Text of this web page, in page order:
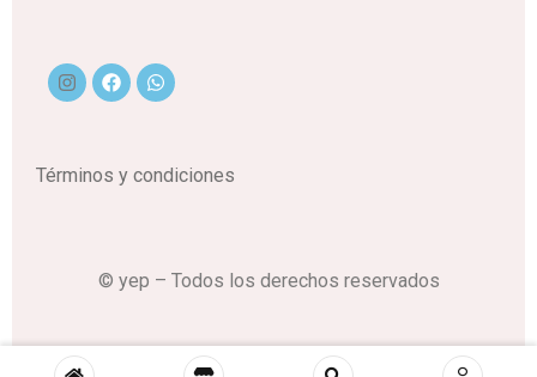
Términos y condiciones
© yep – Todos los derechos reservados